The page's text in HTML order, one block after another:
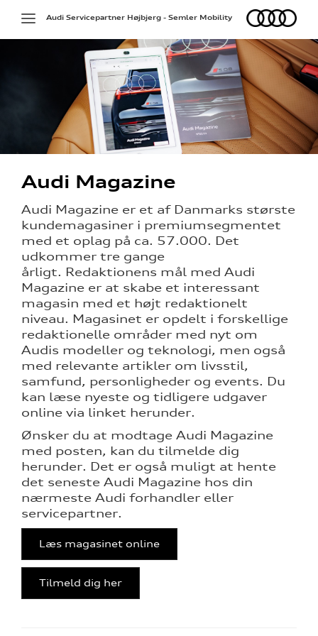
Toggle
navigation
Audi
Audi Servicepartner Højbjerg - Semler Mobility
Audi Magazine
Audi Magazine er et af Danmarks største
kundemagasiner i premiumsegmentet
med et oplag på ca. 57.000. Det
udkommer tre gange
årligt. Redaktionens mål med Audi
Magazine er at skabe et interessant
magasin med et højt redaktionelt
niveau. Magasinet er opdelt i forskellige
redaktionelle områder med nyt om
Audis modeller og teknologi, men også
med relevante artikler om livsstil,
samfund, personligheder og events. Du
kan læse nyeste og tidligere udgaver
online via linket herunder.
Ønsker du at modtage Audi Magazine
med posten, kan du tilmelde dig
herunder. Det er også muligt at hente
det seneste Audi Magazine hos din
nærmeste Audi forhandler eller
servicepartner.
Læs magasinet online
Tilmeld dig her